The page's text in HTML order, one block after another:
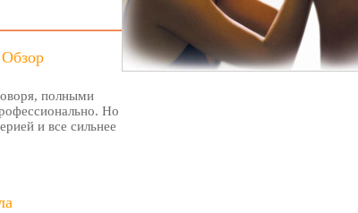
полными
Но
и все сильнее